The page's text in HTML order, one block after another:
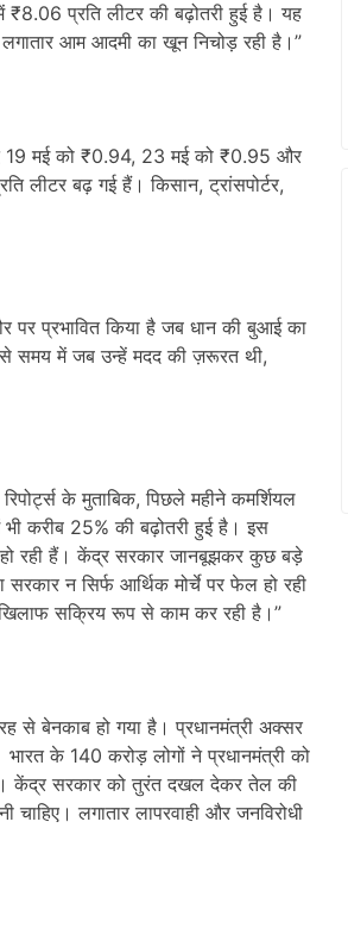
₹8.06 प्रति लीटर की बढ़ोतरी हुई है। यह
लगातार आम आदमी का खून निचोड़ रही है।”
19 मई को ₹0.94, 23 मई को ₹0.95 और
लीटर बढ़ गई हैं। किसान, ट्रांसपोर्टर,
पर प्रभावित किया है जब धान की बुआई का
समय में जब उन्हें मदद की ज़रूरत थी,
के मुताबिक, पिछले महीने कमर्शियल
करीब 25% की बढ़ोतरी हुई है। इस
हो रही हैं। केंद्र सरकार जानबूझकर कुछ बड़े
सरकार न सिर्फ आर्थिक मोर्चे पर फेल हो रही
खिलाफ सक्रिय रूप से काम कर रही है।”
से बेनकाब हो गया है। प्रधानमंत्री अक्सर
के 140 करोड़ लोगों ने प्रधानमंत्री को
केंद्र सरकार को तुरंत दखल देकर तेल की
चाहिए। लगातार लापरवाही और जनविरोधी